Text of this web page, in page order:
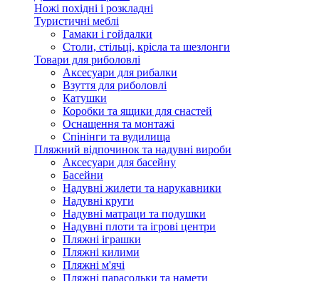
Ножі похідні і розкладні
Туристичні меблі
Гамаки і гойдалки
Столи, стільці, крісла та шезлонги
Товари для риболовлі
Аксесуари для рибалки
Взуття для риболовлі
Катушки
Коробки та ящики для снастей
Оснащення та монтажі
Спінінги та вудилища
Пляжний відпочинок та надувні вироби
Аксесуари для басейну
Басейни
Надувні жилети та нарукавники
Надувні круги
Надувні матраци та подушки
Надувні плоти та ігрові центри
Пляжні іграшки
Пляжні килими
Пляжні м'ячі
Пляжні парасольки та намети